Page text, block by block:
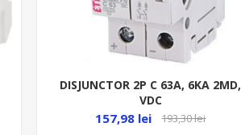
DISJUNCTOR 2P C 63A, 6KA 2MD,
VDC
157,98 lei 193,30 lei